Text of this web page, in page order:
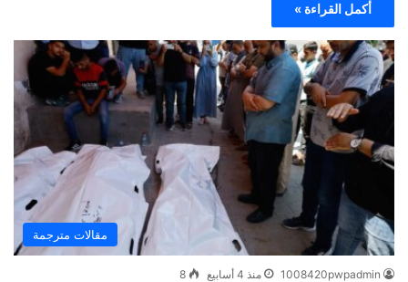
أكمل القراءة »
مقالات مترجمة
1008420pwpadmin منذ 4 أسابيع 8